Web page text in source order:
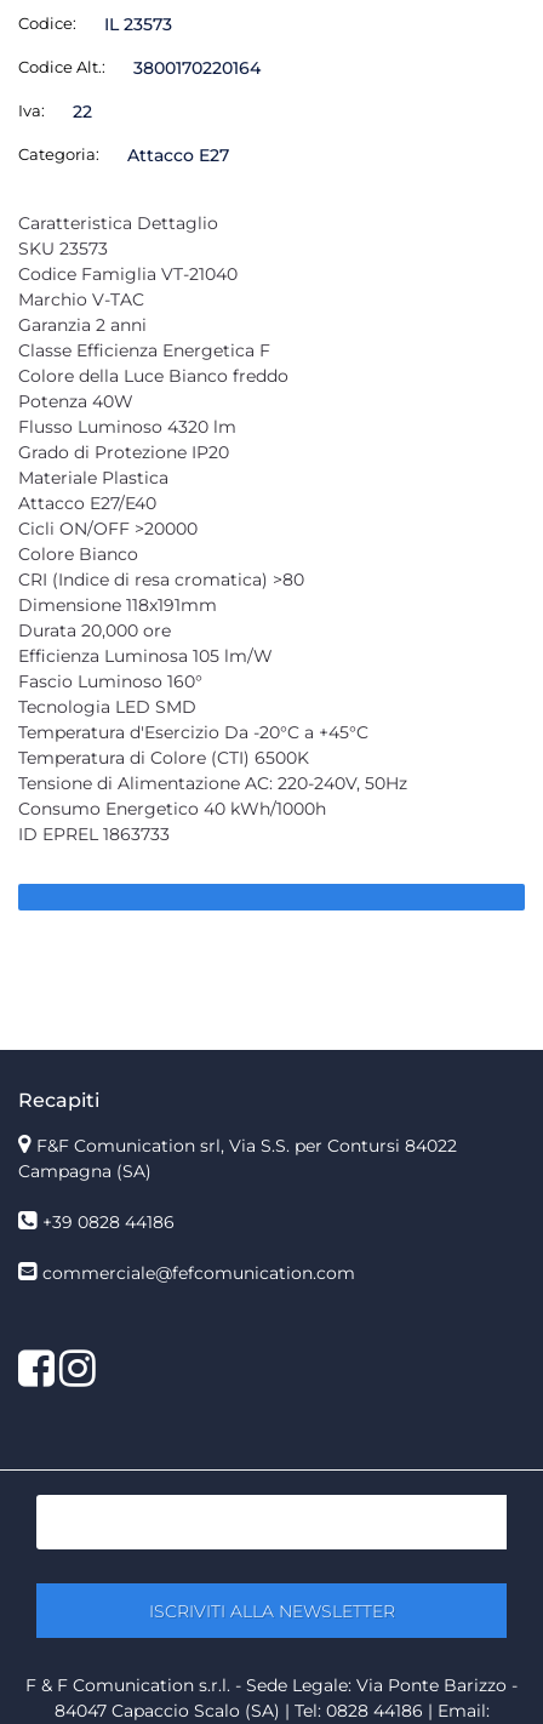
Codice: IL 23573
Codice Alt.: 3800170220164
Iva: 22
Categoria: Attacco E27
Caratteristica Dettaglio
SKU 23573
Codice Famiglia VT-21040
Marchio V-TAC
Garanzia 2 anni
Classe Efficienza Energetica F
Colore della Luce Bianco freddo
Potenza 40W
Flusso Luminoso 4320 lm
Grado di Protezione IP20
Materiale Plastica
Attacco E27/E40
Cicli ON/OFF >20000
Colore Bianco
CRI (Indice di resa cromatica) >80
Dimensione 118x191mm
Durata 20,000 ore
Efficienza Luminosa 105 lm/W
Fascio Luminoso 160°
Tecnologia LED SMD
Temperatura d'Esercizio Da -20°C a +45°C
Temperatura di Colore (CTI) 6500K
Tensione di Alimentazione AC: 220-240V, 50Hz
Consumo Energetico 40 kWh/1000h
ID EPREL 1863733
Recapiti
F&F Comunication srl, Via S.S. per Contursi 84022
Campagna (SA)
+39 0828 44186
commerciale@fefcomunication.com
Facebook
Twitter
F & F Comunication s.r.l. - Sede Legale: Via Ponte Barizzo -
84047 Capaccio Scalo (SA) | Tel: 0828 44186 | Email: